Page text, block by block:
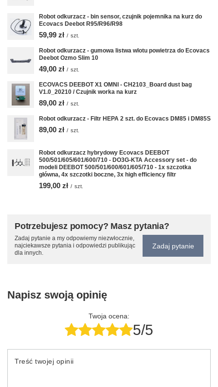
Robot odkurzacz - bin sensor, czujnik pojemnika na kurz do
Ecovacs Deebot R95/R96/R98
59,99 zł / szt.
Robot odkurzacz - gumowa listwa wlotu powietrza do Ecovacs
Deebot Ozmo Slim 10
49,00 zł / szt.
ECOVACS DEEBOT X1 OMNI - CH2103_Board dust bag
V1.0_20210 / Czujnik worka na kurz
89,00 zł / szt.
Robot odkurzacz - Filtr HEPA 2 szt. do Ecovacs DM85 i DM85S
89,00 zł / szt.
Robot odkurzacz hybrydowy Ecovacs DEEBOT
500/501/605/601/600/710 - DO3G-KTA Accessory set - do
modeli DEEBOT 500/501/600/601/605/710 - 1x szczotka
główna, 4x szczotki boczne, 3x high efficiency filtr
199,00 zł / szt.
Potrzebujesz pomocy? Masz pytania?
Zadaj pytanie a my odpowiemy niezwłocznie,
najciekawsze pytania i odpowiedzi publikując
dla innych.
Zadaj pytanie
Napisz swoją opinię
Twoja ocena:
5/5
Treść twojej opinii